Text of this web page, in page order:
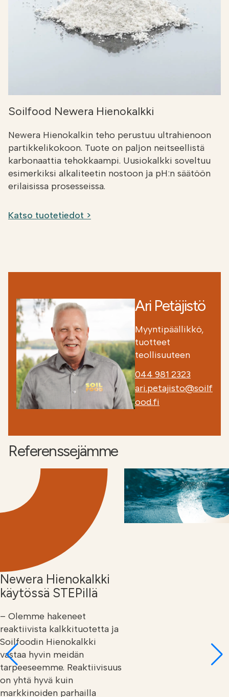
Soilfood Newera Hienokalkki
Newera Hienokalkin teho perustuu ultrahienoon
partikkelikokoon. Tuote on paljon neitseellistä
karbonaattia tehokkaampi. Uusiokalkki soveltuu
esimerkiksi alkaliteetin nostoon ja pH:n säätöön
erilaisissa prosesseissa.
Katso tuotetiedot >
Ari Petäjistö
Myyntipäällikkö,
tuotteet
teollisuuteen
044 981 2323
ari.petajisto@soilf
ood.fi
Referenssejämme
Newera Hienokalkki
käytössä STEPillä
– Olemme hakeneet
reaktiivista kalkkituotetta ja
Soilfoodin Hienokalkki
vastaa hyvin meidän
tarpeeseemme. Reaktiivisuus
on yhtä hyvä kuin
markkinoiden parhailla